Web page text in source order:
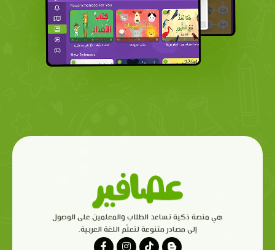
هي منصة ذكية تساعد الطلاب والمعلمين على الوصول
إلى مصادر متنوعة لتعلّم اللغة العربية.